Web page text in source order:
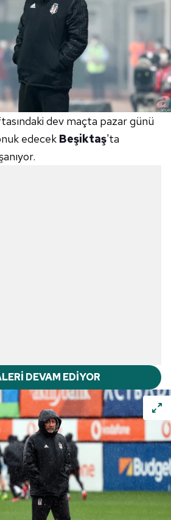
dev maçta pazar günü
edecek Beşiktaş'ta
DEVAM EDİYOR